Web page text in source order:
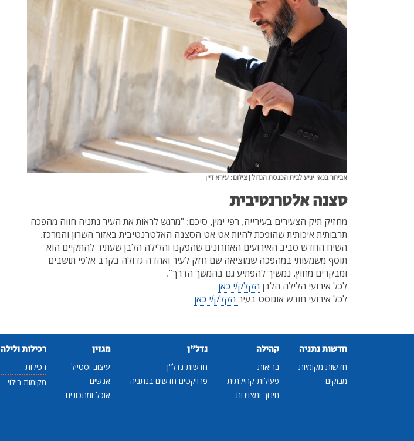
אביתר בנאי יגיע לבית הכנסת הגדול | צילום: עירא דיין
סצנה אלטרנטיבית
מחזיק תיק הצעירים בעירייה, רפי ימין, סיכם: "מרגש לראות את העיר נתניה חווה מהפכה
תרבותית איכותית שהופכת להיות אט אט הסצנה האלטרנטיבית באזור השרון והמרכז.
השיח החדש סביב האירועים האחרונים שהפקנו והלילה הלבן שעתיד להתקיים הוא
תוסף משמעותי במהפכה שמוציאה שם חזק לעיר ואהדה גדולה בקרב אלפי תושבים
ומבקרים מחוץ. נמשיך להפתיע גם בהמשך הדרך".
לכל אירועי הלילה הלבן הקלק/י כאן
לכל אירועי חודש אוגוסט בעיר הקלק/י כאן
חדשות נתניה
חדשות מקומיות
מבזקים
קהילה
בריאות
פעילות קהילתית
חינוך ומצוינות
נדל"ן
חדשות נדל"ן
פרויקטים חדשים בנתניה
מגזין
עיצוב וסטייל
אנשים
אוכל ומתכונים
רכילות ולילה
רכילות
מקומות בילוי